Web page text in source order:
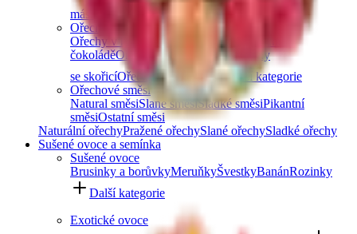
másla a pasty
Další kategorie
Ořechy v čokoládě
Ořechy v hořké čokoládě
Ořechy v mléčné
čokoláděOřechy v bílé čokoláděOřechy
se skořicíOřechy v tiramisu
Další kategorie
Ořechové směsi
Natural směsiSlané směsiSladké směsiPikantní
směsiOstatní směsi
Naturální ořechyPražené ořechySlané ořechySladké ořechy
Sušené ovoce a semínka
Sušené ovoce
Brusinky a borůvkyMeruňkyŠvestkyBanánRozinky
Další kategorie
Exotické ovoce